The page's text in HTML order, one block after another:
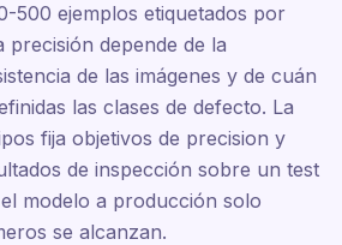
500 ejemplos etiquetados por
precisión depende de la
de las imágenes y de cuán
las clases de defecto. La
fija objetivos de precision y
de inspección sobre un test
modelo a producción solo
se alcanzan.